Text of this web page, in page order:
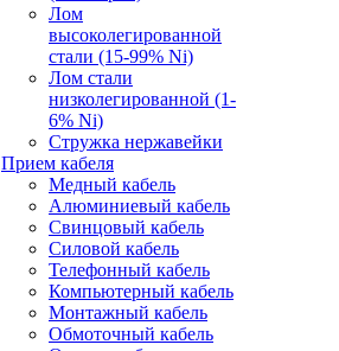
Лом
высоколегированной
стали (15-99% Ni)
Лом стали
низколегированной (1-
6% Ni)
Стружка нержавейки
Прием кабеля
Медный кабель
Алюминиевый кабель
Свинцовый кабель
Силовой кабель
Телефонный кабель
Компьютерный кабель
Монтажный кабель
Обмоточный кабель